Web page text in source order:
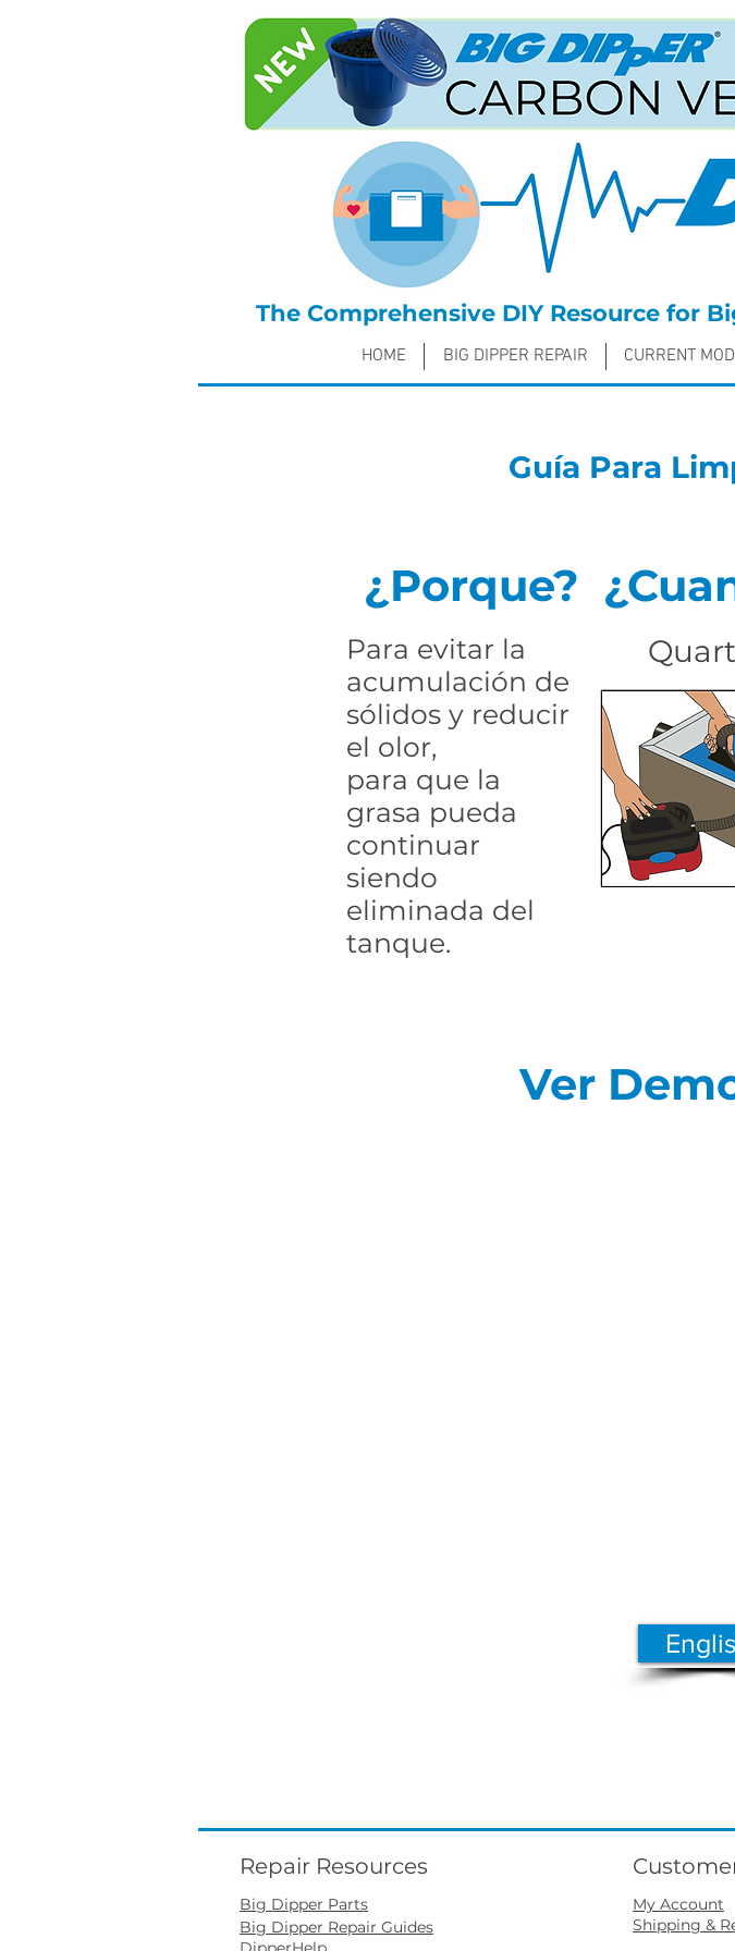
The Comprehensive DIY Resource for
HOME BIG DIPPER REPAIR CURRENT
Guía Para
¿Porque?
Para evitar la
acumulación de
sólidos y reducir
el olor,
para que la
grasa pueda
continuar
siendo
eliminada del
tanque.
Ver
Repair Resources
Big Dipper Parts
Big Dipper Repair Guides
My Account
Shipping &